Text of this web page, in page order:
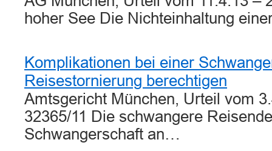
hoher See Die Nichteinhaltung
Komplikationen bei einer
Reisestornierung berechtigen
Amtsgericht München, Urteil vom
32365/11 Die schwangere
Schwangerschaft an…